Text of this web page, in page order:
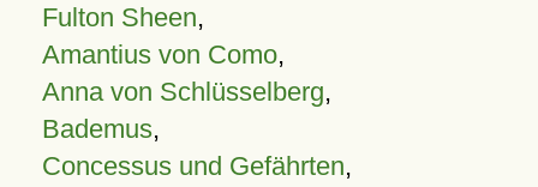
Fulton Sheen,
Amantius von Como,
Anna von Schlüsselberg,
Bademus,
Concessus und Gefährten,